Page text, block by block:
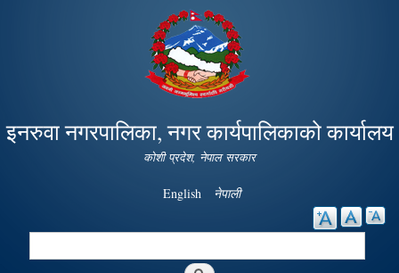
Skip to
main
content
इनरुवा नगरपालिका, नगर कार्यपालिकाको कार्यालय
कोशी प्रदेश, नेपाल सरकार
English नेपाली
Search